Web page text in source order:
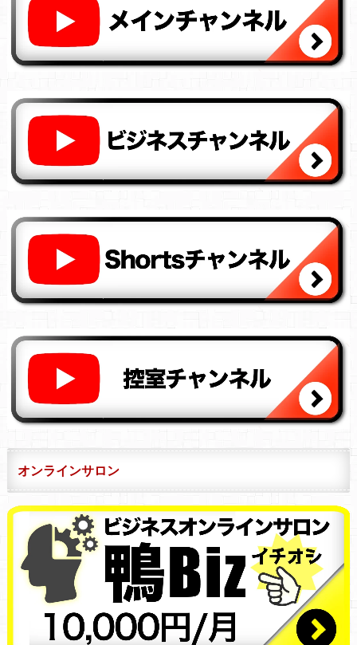
オンラインサロン